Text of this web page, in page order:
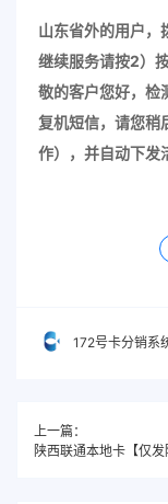
山东省外的用户，
继续服务请按2）
敬的客户您好，检
复机短信，请您稍
作），并自动下发
172号卡分销系
上一篇：